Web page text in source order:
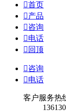
首页
产品
咨询
电话
 回顶
咨询
电话
客户服务热